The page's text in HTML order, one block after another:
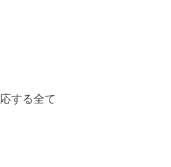
する全て